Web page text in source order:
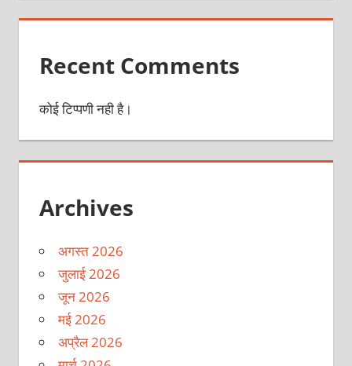
Recent Comments
कोई टिप्पणी नही है।
Archives
अगस्त 2026
जुलाई 2026
जून 2026
मई 2026
अप्रैल 2026